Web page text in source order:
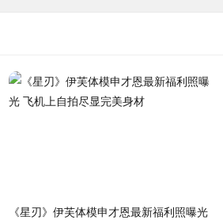
《星刃》伊芙体模申才恩最新福利照曝光